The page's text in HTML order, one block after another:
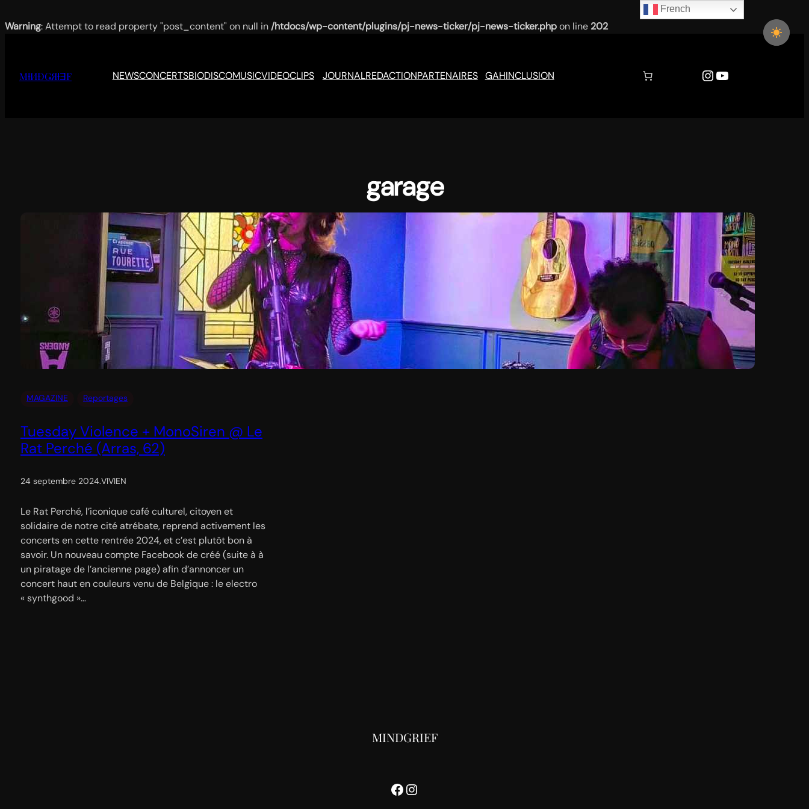
Warning: Attempt to read property "post_content" on null in /htdocs/wp-content/plugins/pj-news-ticker/pj-news-ticker.phpon line 202
MƗИĐǤЯƗƎF NEWSCONCERTSBIODISCOMUSICVIDEOCLIPS JOURNALREDACTIONPARTENAIRES GAHINCLUSION Instagram
YouTube
garage
MAGAZINE Reportages
Tuesday Violence + MonoSiren @ Le
Rat Perché (Arras, 62)
24 septembre 2024.VIVIEN
Le Rat Perché, l’iconique café culturel, citoyen et
solidaire de notre cité atrébate, reprend activement les
concerts en cette rentrée 2024, et c’est plutôt bon à
savoir. Un nouveau compte Facebook de créé (suite à à
un piratage de l’ancienne page) afin d’annoncer un
concert haut en couleurs venu de Belgique : le electro
« synthgood »…
MINDGRIEF
Facebook
Instagram
French